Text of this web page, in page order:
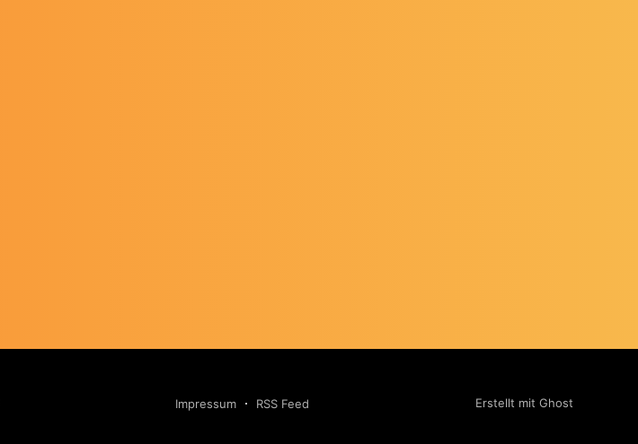
Impressum RSS Feed Erstellt mit Ghost